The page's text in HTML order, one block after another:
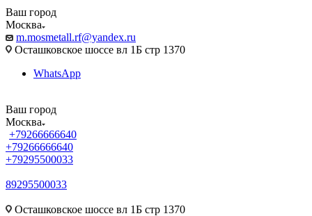
Ваш город
Москва
m.mosmetall.rf@yandex.ru
Осташковское шоссе вл 1Б стр 1370
WhatsApp
Ваш город
Москва
+79266666640
+79266666640
+79295500033
89295500033
Осташковское шоссе вл 1Б стр 1370